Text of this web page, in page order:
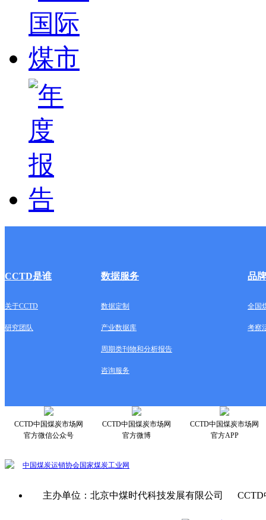
CCTD是谁 数据服务 品
关于CCTD 数据定制 全国
研究团队 产业数据库 考察
周期类刊物和分析报告
咨询服务
CCTD中国煤炭市场网
官方微信公众号
CCTD中国煤炭市场网
官方微博
CCTD中国煤炭市场网
官方APP
中国煤炭运销协会国家煤炭工业网
主办单位：北京中煤时代科技发展有限公司